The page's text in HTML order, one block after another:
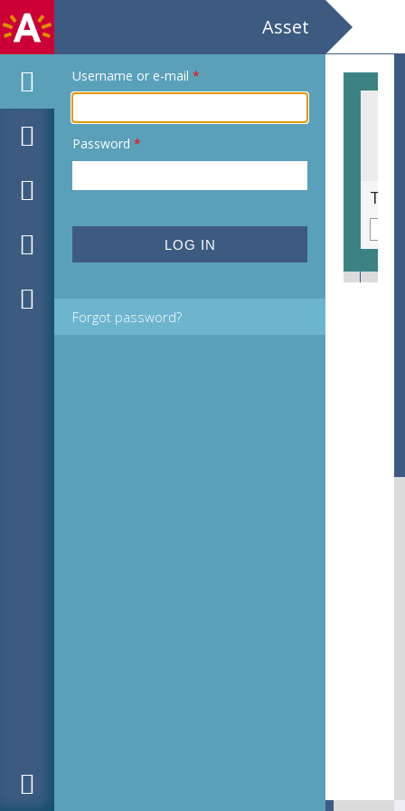
Asset
Username or e-mail *
Password *
Forgot password?
De Nieuwe oogst / Hedendaagse vormgeving uit Vlaanderen / galerie van het Vizo